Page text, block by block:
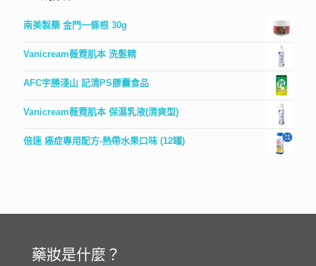
南美製藥 金門一條根 30g
Vanicream薇霓肌本 洗髮精
AFC宇勝淺山 記清PS膠囊食品
Vanicream薇霓肌本 保濕乳液(清爽型)
倍速 癌症專用配方-熱帶水果口味 (12罐)
藥妝是什麼？